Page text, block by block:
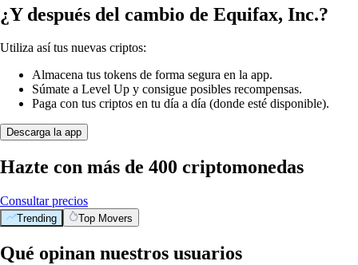
¿Y después del cambio de Equifax, Inc.?
Utiliza así tus nuevas criptos:
Almacena tus tokens de forma segura en la app.
Súmate a Level Up y consigue posibles recompensas.
Paga con tus criptos en tu día a día (donde esté disponible).
Descarga la app
Hazte con más de 400 criptomonedas
Consultar precios
Trending Top Movers
Qué opinan nuestros usuarios